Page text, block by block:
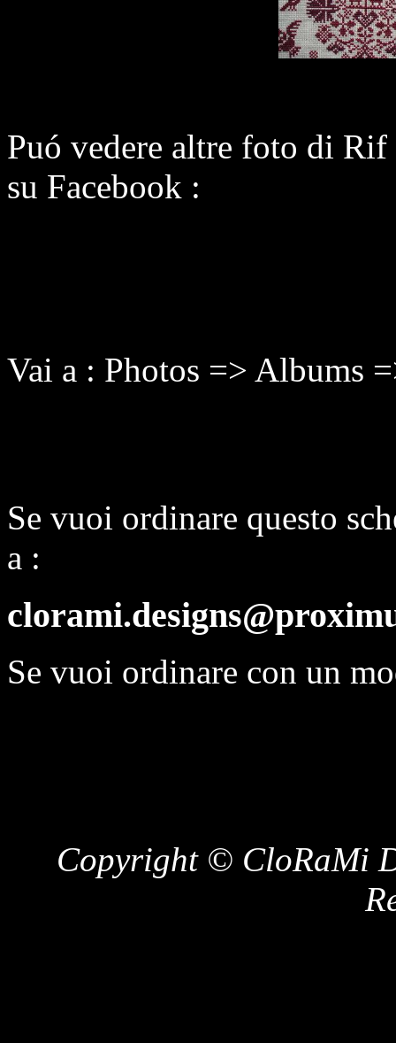
Puó vedere altre foto di
su Facebook :
Vai a : Photos => Albums
Se vuoi ordinare questo
a :
Se vuoi ordinare con un
Copyright © CloRaMi